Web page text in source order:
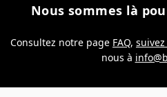
Nous sommes là
Consultez notre page FAQ,
nous à